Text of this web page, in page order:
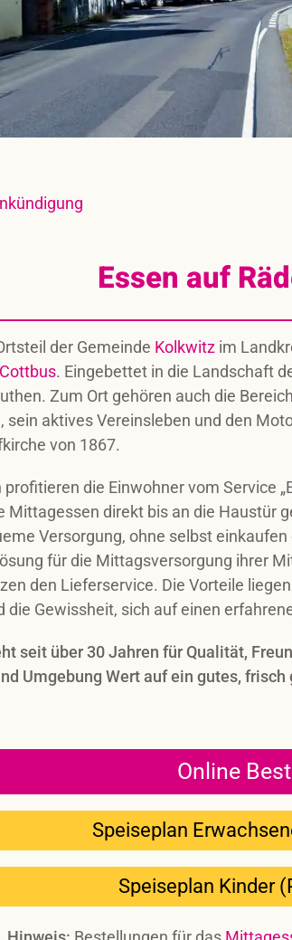
Essen auf
der Gemeinde Kolkwitzim
Cottbus. Eingebettet in die Landschaft
Zum Ort gehören auch die
sein aktives Vereinsleben und den
von 1867.
die Einwohner vom Service
Mittagessen direkt bis an die Haustür
Versorgung, ohne selbst
für die Mittagsversorgung ihrer
den Lieferservice. Die Vorteile
die Gewissheit, sich auf einen
seit über 30 Jahren für Qualität,
Umgebung Wert auf ein gutes,
Online
Speiseplan
Speiseplan Kinder